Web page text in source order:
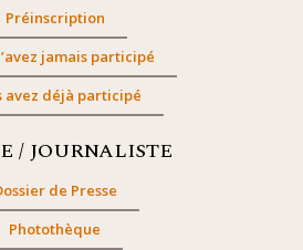
Préinscription
jamais participé
avez déjà participé
/ JOURNALISTE
de Presse
Photothèque